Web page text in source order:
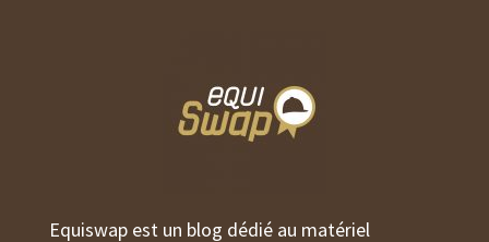
Equiswap est un blog dédié au matériel